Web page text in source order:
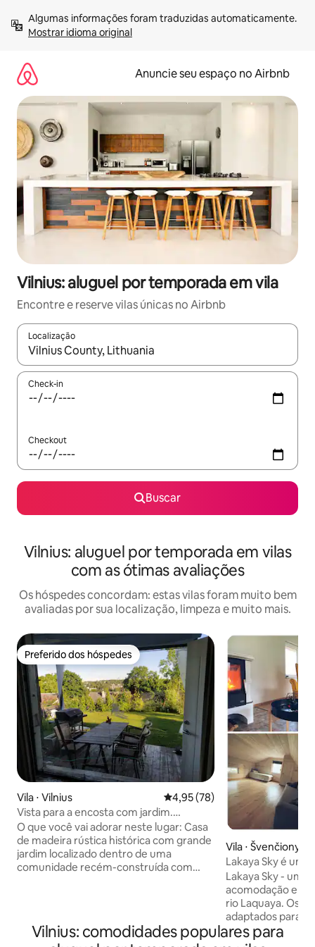
para
Mostrar idioma original
Anuncie seu espaço no Airbnb
Vilnius: aluguel por temporada em vila
Encontre e reserve vilas únicas no Airbnb
Localização
Quando os resultados estiverem disponíveis, explore-os
Check-in
Checkout
Buscar
Vilnius: aluguel por temporada em vilas
com as ótimas avaliações
Os hóspedes concordam: estas vilas foram muito bem
avaliadas por sua localização, limpeza e muito mais.
Preferido dos hóspedes
Preferido dos hóspedes
Vila ⋅ Vilnius 4,95 de uma avaliação média
4,95 (78)
Vista para a encosta com jardim.
Estacionamento privativo
O que você vai adorar neste lugar: Casa
de madeira rústica histórica com grande
jardim localizado dentro de uma
comunidade recém-construída com
condicionado, espaço de escritório em
Vila ⋅ Švenčionys
Lakaya Sky é um
acomodações
Lakaya Sky - um
acomodação e
rio Laquaya. Os
adaptados para
companhia de
você encontrará
Vilnius: comodidades populares para